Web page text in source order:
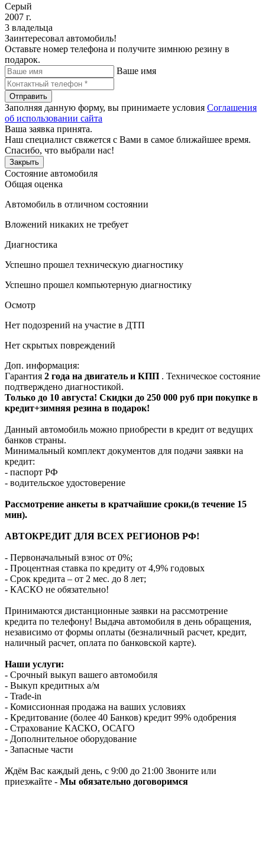
Серый
2007 г.
3 владельца
Заинтересовал автомобиль!
Оставьте номер телефона и получите зимнюю резину в
подарок.
Ваше имя
Отправить
Заполняя данную форму, вы принимаете условия Соглашения
об использовании сайта
Ваша заявка принята.
Наш специалист свяжется с Вами в самое ближайшее время.
Спасибо, что выбрали нас!
Закрыть
Состояние автомобиля
Общая оценка
Автомобиль в отличном состоянии
Вложений никаких не требует
Диагностика
Успешно прошел техническую диагностику
Успешно прошел компьютерную диагностику
Осмотр
Нет подозрений на участие в ДТП
Нет скрытых повреждений
Доп. информация:
Гарантия 2 года на двигатель и КПП . Техническое состояние
подтверждено диагностикой.
Только до 10 августа! Скидки до 250 000 руб при покупке в
кредит+зимняя резина в подарок!
Данный автомобиль можно приобрести в кредит от ведущих
банков страны.
Минимальный комплект документов для подачи заявки на
кредит:
- паспорт РФ
- водительское удостоверение
Рассмотрение анкеты в кратчайшие сроки,(в течение 15
мин).
АВТОКРЕДИТ ДЛЯ ВСЕХ РЕГИОНОВ РФ!
- Первоначальный взнос от 0%;
- Процентная ставка по кредиту от 4,9% годовых
- Срок кредита – от 2 мес. до 8 лет;
- КАСКО не обязательно!
Принимаются дистанционные заявки на рассмотрение
кредита по телефону! Выдача автомобиля в день обращения,
независимо от формы оплаты (безналичный расчет, кредит,
наличный расчет, оплата по банковской карте).
Наши услуги:
- Срочный выкуп вашего автомобиля
- Выкуп кредитных а/м
- Trade-in
- Комиссионная продажа на ваших условиях
- Кредитование (более 40 Банков) кредит 99% одобрения
- Страхование КАСКО, ОСАГО
- Дополнительное оборудование
- Запасные части
Ждём Вас каждый день, с 9:00 до 21:00 Звоните или
приезжайте - Мы обязательно договоримся